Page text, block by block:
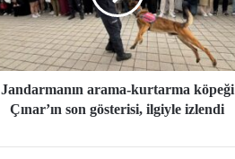
Jandarmanın arama-kurtarma köpeği
Çınar’ın son gösterisi, ilgiyle izlendi